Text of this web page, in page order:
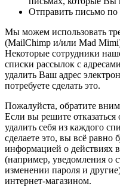
Отправить письмо по
Мы можем использовать
(MailChimp и/или Mad
Некоторые сотрудники
списки рассылок с
удалить Ваш адрес
потребуете сделать это.
Пожалуйста, обратите
Если вы решите отказаться
удалить себя из каждого
сделаете это, вы всё равно
информацией о действиях
(например, уведомления о
изменении пароля и
интернет-магазином.